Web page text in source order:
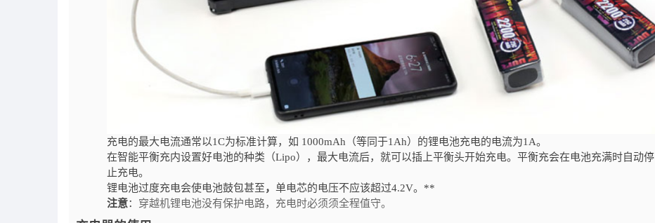
充电的最大电流通常以1C为标准计算，如 1000mAh（等同于1Ah）的锂电池充电的电流为1A。
在智能平衡充内设置好电池的种类（Lipo），最大电流后，就可以插上平衡头开始充电。平衡充会在电池充满时自动停
止充电。
锂电池过度充电会使电池鼓包甚至， 单电芯的电压不应该超过4.2V。**
注意： 穿越机锂电池没有保护电路，充电时必须须全程值守。